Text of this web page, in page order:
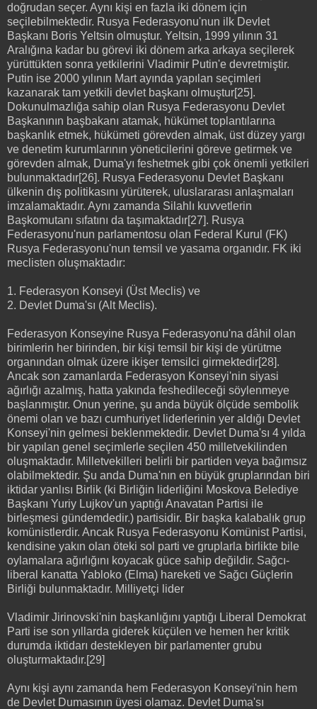
doğrudan seçer. Aynı kişi en fazla iki dönem için
seçilebilmektedir. Rusya Federasyonu'nun ilk Devlet
Başkanı Boris Yeltsin olmuştur. Yeltsin, 1999 yılının 31
Aralığına kadar bu görevi iki dönem arka arkaya seçilerek
yürüttükten sonra yetkilerini Vladimir Putin'e devretmiştir.
Putin ise 2000 yılının Mart ayında yapılan seçimleri
kazanarak tam yetkili devlet başkanı olmuştur[25].
Dokunulmazlığa sahip olan Rusya Federasyonu Devlet
Başkanının başbakanı atamak, hükümet toplantılarına
başkanlık etmek, hükümeti görevden almak, üst düzey yargı
ve denetim kurumlarının yöneticilerini göreve getirmek ve
görevden almak, Duma'yı feshetmek gibi çok önemli yetkileri
bulunmaktadır[26]. Rusya Federasyonu Devlet Başkanı
ülkenin dış politikasını yürüterek, uluslararası anlaşmaları
imzalamaktadır. Aynı zamanda Silahlı kuvvetlerin
Başkomutanı sıfatını da taşımaktadır[27]. Rusya
Federasyonu'nun parlamentosu olan Federal Kurul (FK)
Rusya Federasyonu'nun temsil ve yasama organıdır. FK iki
meclisten oluşmaktadır:
1. Federasyon Konseyi (Üst Meclis) ve
2. Devlet Duma'sı (Alt Meclis).
Federasyon Konseyine Rusya Federasyonu'na dâhil olan
birimlerin her birinden, bir kişi temsil bir kişi de yürütme
organından olmak üzere ikişer temsilci girmektedir[28].
Ancak son zamanlarda Federasyon Konseyi'nin siyasi
ağırlığı azalmış, hatta yakında feshedileceği söylenmeye
başlanmıştır. Onun yerine, şu anda büyük ölçüde sembolik
önemi olan ve bazı cumhuriyet liderlerinin yer aldığı Devlet
Konseyi'nin gelmesi beklenmektedir. Devlet Duma'sı 4 yılda
bir yapılan genel seçimlerle seçilen 450 milletvekilinden
oluşmaktadır. Milletvekilleri belirli bir partiden veya bağımsız
olabilmektedir. Şu anda Duma'nın en büyük gruplarından biri
iktidar yanlısı Birlik (ki Birliğin liderliğini Moskova Belediye
Başkanı Yuriy Lujkov'un yaptığı Anavatan Partisi ile
birleşmesi gündemdedir.) partisidir. Bir başka kalabalık grup
komünistlerdir. Ancak Rusya Federasyonu Komünist Partisi,
kendisine yakın olan öteki sol parti ve gruplarla birlikte bile
oylamalara ağırlığını koyacak güce sahip değildir. Sağcı-
liberal kanatta Yabloko (Elma) hareketi ve Sağcı Güçlerin
Birliği bulunmaktadır. Milliyetçi lider
Vladimir Jirinovski'nin başkanlığını yaptığı Liberal Demokrat
Parti ise son yıllarda giderek küçülen ve hemen her kritik
durumda iktidarı destekleyen bir parlamenter grubu
oluşturmaktadır.[29]
Aynı kişi aynı zamanda hem Federasyon Konseyi'nin hem
de Devlet Dumasının üyesi olamaz. Devlet Duma'sı